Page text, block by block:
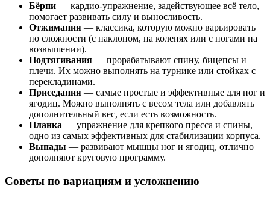
Бёрпи — кардио-упражнение, задействующее всё тело,
помогает развивать силу и выносливость.
Отжимания — классика, которую можно варьировать
по сложности (с наклоном, на коленях или с ногами на
возвышении).
Подтягивания — прорабатывают спину, бицепсы и
плечи. Их можно выполнять на турнике или стойках с
перекладинами.
Приседания — самые простые и эффективные для ног и
ягодиц. Можно выполнять с весом тела или добавлять
дополнительный вес, если есть возможность.
Планка — упражнение для крепкого пресса и спины,
одно из самых эффективных для стабилизации корпуса.
Выпады — развивают мышцы ног и ягодиц, отлично
дополняют круговую программу.
Советы по вариациям и усложнению